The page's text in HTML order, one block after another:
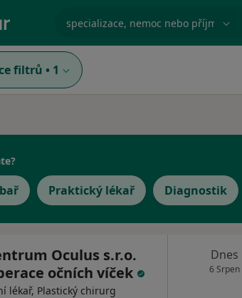
specializace, nemoc nebo příjmení
filtrů • 1
Praktický lékař Diagnostik
Oculus s.r.o.
očních víček
lékař, Plastický chirurg
Dnes
6 Srpen